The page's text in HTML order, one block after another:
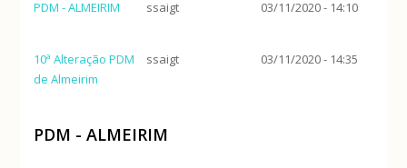
PDM - ALMEIRIM ssaigt 03/11/2020 - 14:10
10ª Alteração PDM
de Almeirim
ssaigt 03/11/2020 - 14:35
PDM - ALMEIRIM